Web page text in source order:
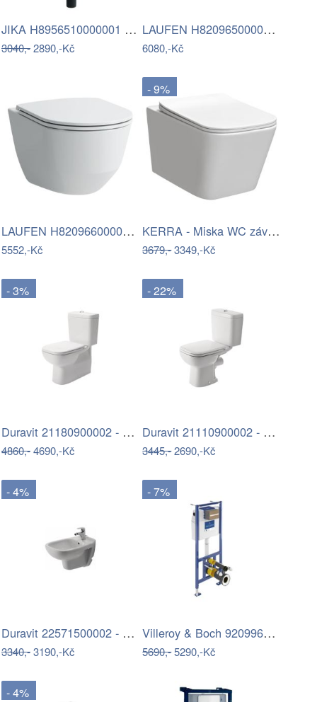
JIKA H8956510000001 - Podomítkový modul…
3040,-2890,-Kč
LAUFEN H8209650000001 - Závěsné WC PRO…
6080,-Kč
LAUFEN H8209660000001 - Závěsné WC PRO…
5552,-Kč
- 9%
KERRA - Miska WC závěsná Tinos se…
3679,-3349,-Kč
- 3%
Duravit 21180900002 - WC kombi D-CODE…
4860,-4690,-Kč
- 22%
Duravit 21110900002 - WC kombi D-CODE…
3445,-2690,-Kč
- 4%
Duravit 22571500002 - Závěsný bidet D…
3340,-3190,-Kč
- 7%
Villeroy & Boch 92099600 - Podomítkový…
5690,-5290,-Kč
- 4%